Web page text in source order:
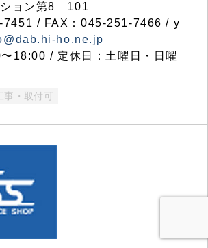
ション第8 101
7451 / FAX：045-251-7466 / y
ho.ne.jp
18:00 / 定休日：土曜日・日曜
事・取付可